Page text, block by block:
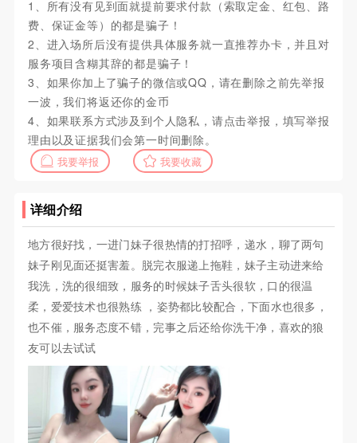
1、所有没有见到面就提前要求付款（索取定金、红包、路
费、保证金等）的都是骗子！
2、进入场所后没有提供具体服务就一直推荐办卡，并且对
服务项目含糊其辞的都是骗子！
3、如果你加上了骗子的微信或QQ，请在删除之前先举报
一波，我们将返还你的金币
4、如果联系方式涉及到个人隐私，请点击举报，填写举报
理由以及证据我们会第一时间删除。
我要举报 我要收藏
详细介绍
地方很好找，一进门妹子很热情的打招呼，递水，聊了两句
妹子刚见面还挺害羞。脱完衣服递上拖鞋，妹子主动进来给
我洗，洗的很细致，服务的时候妹子舌头很软，口的很温
柔，爱爱技术也很熟练 ，姿势都比较配合，下面水也很多，
也不催，服务态度不错，完事之后还给你洗干净，喜欢的狼
友可以去试试